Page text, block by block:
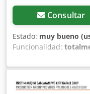
Consultar
Estado: muy bueno
Funcionalidad:
totalmente
línea de limpieza de
soldadora VSM40/26
Aievkdubscskr - 1 x